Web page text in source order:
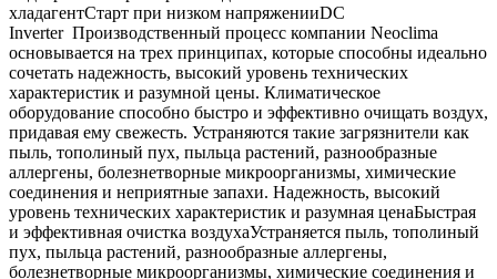
хладагентСтарт при низком напряженииDC
Inverter Производственный процесс компании Neoclima
основывается на трех принципах, которые способны идеально
сочетать надежность, высокий уровень технических
характеристик и разумной цены. Климатическое
оборудование способно быстро и эффективно очищать воздух,
придавая ему свежесть. Устраняются такие загрязнители как
пыль, тополиный пух, пыльца растений, разнообразные
аллергены, болезнетворные микроорганизмы, химические
соединения и неприятные запахи. Надежность, высокий
уровень технических характеристик и разумная ценаБыстрая
и эффективная очистка воздухаУстраняется пыль, тополиный
пух, пыльца растений, разнообразные аллергены,
болезнетворные микроорганизмы, химические соединения и